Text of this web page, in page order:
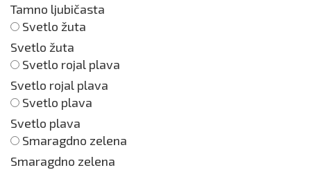
Tamno ljubičasta
Svetlo žuta
Svetlo žuta
Svetlo rojal plava
Svetlo rojal plava
Svetlo plava
Svetlo plava
Smaragdno zelena
Smaragdno zelena